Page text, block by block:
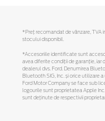
*Preţ recomandat de vânzare, TVA
stocului disponibil.
*Accesoriile identificate sunt
avea diferite condiții de garanție,
dealerul dvs. Ford. Denumirea
Bluetooth SIG, Inc. și orice utilizare
Ford Motor Company se face sub
logourile sunt proprietatea Apple
sunt deținute de respectivii